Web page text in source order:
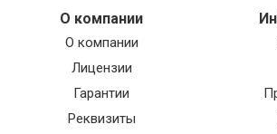
О компании
О компании
Лицензии
Гарантии
Реквизиты